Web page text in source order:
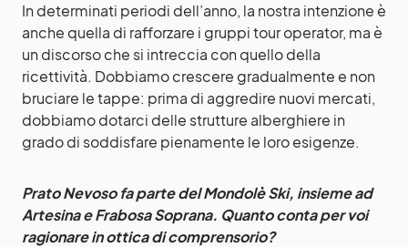
In determinati periodi dell’anno, la nostra intenzione è
anche quella di rafforzare i gruppi tour operator, ma è
un discorso che si intreccia con quello della
ricettività. Dobbiamo crescere gradualmente e non
bruciare le tappe: prima di aggredire nuovi mercati,
dobbiamo dotarci delle strutture alberghiere in
grado di soddisfare pienamente le loro esigenze.
Prato Nevoso fa parte del Mondolè Ski, insieme ad
Artesina e Frabosa Soprana. Quanto conta per voi
ragionare in ottica di comprensorio?